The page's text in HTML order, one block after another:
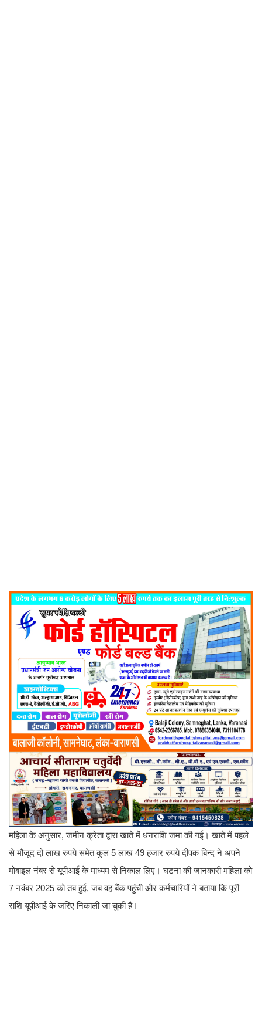
महिला के अनुसार, जमीन क्रेता द्वारा खाते में धनराशि जमा की गई। खाते में पहले
से मौजूद दो लाख रुपये समेत कुल 5 लाख 49 हजार रुपये दीपक बिन्द ने अपने
मोबाइल नंबर से यूपीआई के माध्यम से निकाल लिए। घटना की जानकारी महिला को
7 नवंबर 2025 को तब हुई, जब वह बैंक पहुंची और कर्मचारियों ने बताया कि पूरी
राशि यूपीआई के जरिए निकाली जा चुकी है।